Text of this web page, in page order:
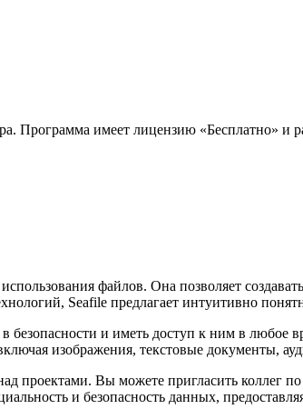
Программа имеет лицензию «Бесплатно» и
файлов. Она позволяет
Seafile предлагает интуитивно
и иметь доступ к ним в любое
изображения, текстовые документы,
проектами. Вы можете пригласить коллег
и безопасность данных,